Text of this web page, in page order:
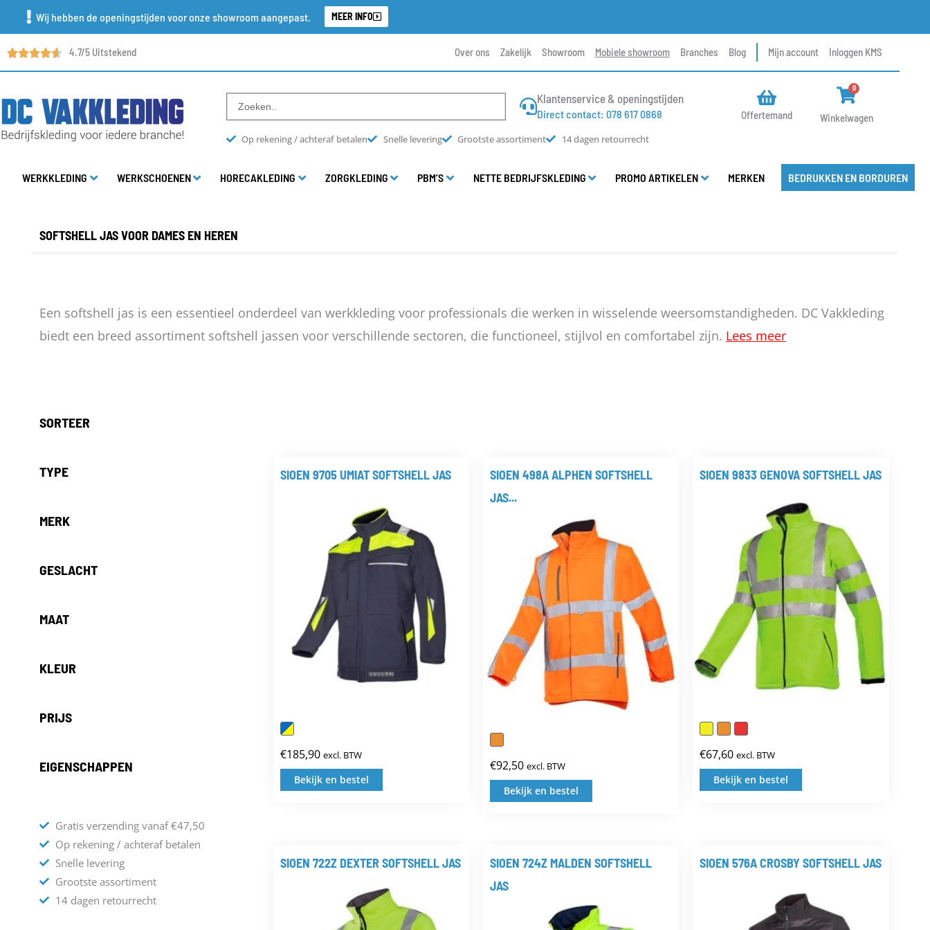
naar
de
Wij hebben de openingstijden voor onze showroom aangepast. MEER INFO
4.7/5 Uitstekend Over ons Zakelijk Showroom Mobiele showroom Branches Blog Mijn account Inloggen KMS
Search
Klantenservice & openingstijden
Direct contact: 078 617 0868 Offertemand
0
Winkelwagen
Op rekening / achteraf betalen
Snelle levering Grootste assortiment 14 dagen retourrecht
WERKKLEDING WERKSCHOENEN HORECAKLEDING ZORGKLEDING PBM’S NETTE BEDRIJFSKLEDING PROMO ARTIKELEN MERKEN BEDRUKKEN EN BORDUREN
SOFTSHELL JAS VOOR DAMES EN HEREN
Een softshell jas is een essentieel onderdeel van werkkleding voor professionals die werken in wisselende weersomstandigheden. DC Vakkleding
biedt een breed assortiment softshell jassen voor verschillende sectoren, die functioneel, stijlvol en comfortabel zijn. Lees meer
SORTEER
TYPE
MERK
GESLACHT
MAAT
KLEUR
PRIJS
EIGENSCHAPPEN
Gratis verzending vanaf €47,50
Op rekening / achteraf betalen
Snelle levering
Grootste assortiment
14 dagen retourrecht
SIOEN 9705 UMIAT SOFTSHELL JAS
€185,90 excl. BTW
Bekijk en bestel
Dit
meerdere
Deze
optie
SIOEN 498A ALPHEN SOFTSHELL
JAS...
€92,50 excl. BTW
Bekijk en bestel
Dit
meerdere
Deze
SIOEN 9833 GENOVA SOFTSHELL JAS
€67,60 excl. BTW
Bekijk en bestel
Dit
meerdere
Deze
optie
SIOEN 722Z DEXTER SOFTSHELL JAS
SIOEN 724Z MALDEN SOFTSHELL
JAS
SIOEN 576A CROSBY SOFTSHELL JAS